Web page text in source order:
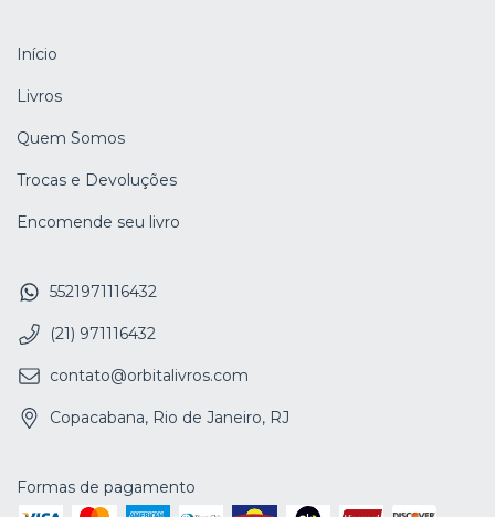
Início
Livros
Quem Somos
Trocas e Devoluções
Encomende seu livro
5521971116432
(21) 971116432
contato@orbitalivros.com
Copacabana, Rio de Janeiro, RJ
Formas de pagamento